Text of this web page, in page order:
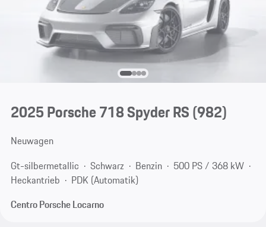
2025 Porsche 718 Spyder RS(982)
Neuwagen
Gt-silbermetallic
Schwarz Benzin
500 PS / 368 kW
Heckantrieb
PDK (Automatik)
Centro Porsche Locarno